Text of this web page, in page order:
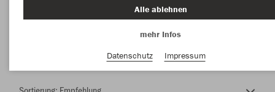
Alle ablehnen
mehr Infos
Datenschutz
Impressum